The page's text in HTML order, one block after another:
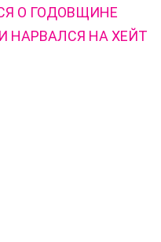
О ГОДОВЩИНЕ
НАРВАЛСЯ НА ХЕЙТ